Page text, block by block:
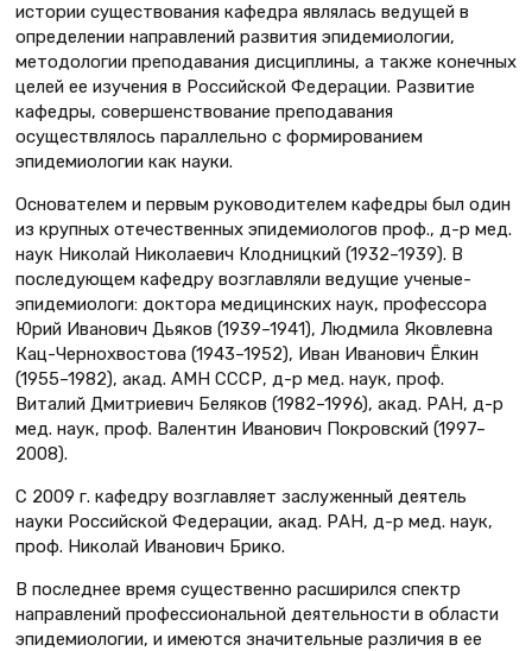
истории существования кафедра являлась ведущей в
определении направлений развития эпидемиологии,
методологии преподавания дисциплины, а также конечных
целей ее изучения в Российской Федерации. Развитие
кафедры, совершенствование преподавания
осуществлялось параллельно с формированием
эпидемиологии как науки.
Основателем и первым руководителем кафедры был один
из крупных отечественных эпидемиологов проф., д-р мед.
наук Николай Николаевич Клодницкий (1932–1939). В
последующем кафедру возглавляли ведущие ученые-
эпидемиологи: доктора медицинских наук, профессора
Юрий Иванович Дьяков (1939–1941), Людмила Яковлевна
Кац-Чернохвостова (1943–1952), Иван Иванович Ёлкин
(1955–1982), акад. АМН СССР, д-р мед. наук, проф.
Виталий Дмитриевич Беляков (1982–1996), акад. РАН, д-р
мед. наук, проф. Валентин Иванович Покровский (1997–
2008).
С 2009 г. кафедру возглавляет заслуженный деятель
науки Российской Федерации, акад. РАН, д-р мед. наук,
проф. Николай Иванович Брико.
В последнее время существенно расширился спектр
направлений профессиональной деятельности в области
эпидемиологии, и имеются значительные различия в ее